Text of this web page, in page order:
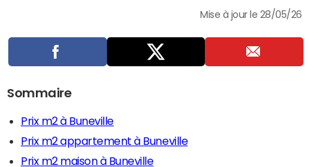
Mise à jour le 28/05/26
Sommaire
Prix m2 à Buneville
Prix m2 appartement à Buneville
Prix m2 maison à Buneville